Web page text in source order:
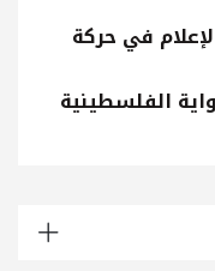
في حركة
الفلسطينية